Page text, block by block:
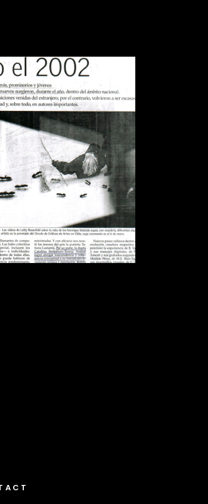
MIRANDO
EL 2002
Publications